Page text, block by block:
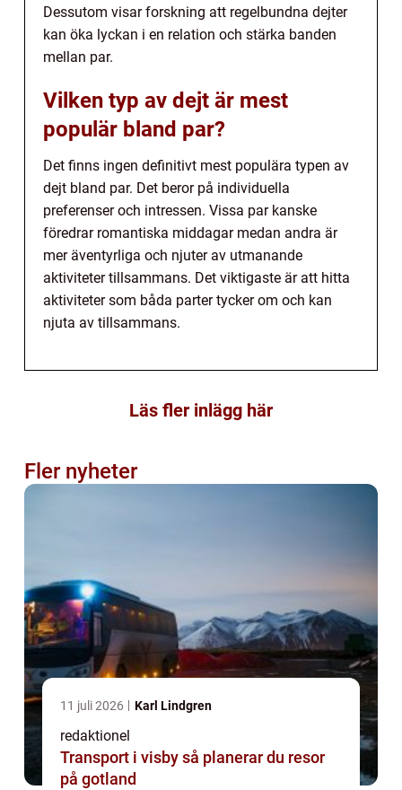
Dessutom visar forskning att regelbundna dejter
kan öka lyckan i en relation och stärka banden
mellan par.
Vilken typ av dejt är mest
populär bland par?
Det finns ingen definitivt mest populära typen av
dejt bland par. Det beror på individuella
preferenser och intressen. Vissa par kanske
föredrar romantiska middagar medan andra är
mer äventyrliga och njuter av utmanande
aktiviteter tillsammans. Det viktigaste är att hitta
aktiviteter som båda parter tycker om och kan
njuta av tillsammans.
Läs fler inlägg här
Fler nyheter
11 juli 2026 Karl Lindgren
redaktionel
Transport i visby så planerar du resor
på gotland